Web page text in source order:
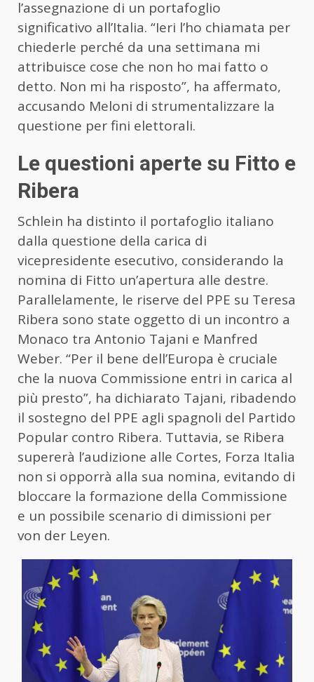
l’assegnazione di un portafoglio
significativo all’Italia. “Ieri l’ho chiamata per
chiederle perché da una settimana mi
attribuisce cose che non ho mai fatto o
detto. Non mi ha risposto”, ha affermato,
accusando Meloni di strumentalizzare la
questione per fini elettorali.
Le questioni aperte su Fitto e
Ribera
Schlein ha distinto il portafoglio italiano
dalla questione della carica di
vicepresidente esecutivo, considerando la
nomina di Fitto un’apertura alle destre.
Parallelamente, le riserve del PPE su Teresa
Ribera sono state oggetto di un incontro a
Monaco tra Antonio Tajani e Manfred
Weber. “Per il bene dell’Europa è cruciale
che la nuova Commissione entri in carica al
più presto”, ha dichiarato Tajani, ribadendo
il sostegno del PPE agli spagnoli del Partido
Popular contro Ribera. Tuttavia, se Ribera
supererà l’audizione alle Cortes, Forza Italia
non si opporrà alla sua nomina, evitando di
bloccare la formazione della Commissione
e un possibile scenario di dimissioni per
von der Leyen.